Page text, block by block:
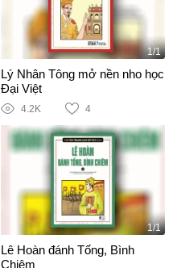
1/1
Lý Nhân Tông mở nền nho học
Đại Việt
4.2K 4
1/1
Lê Hoàn đánh Tống, Bình
Chiêm